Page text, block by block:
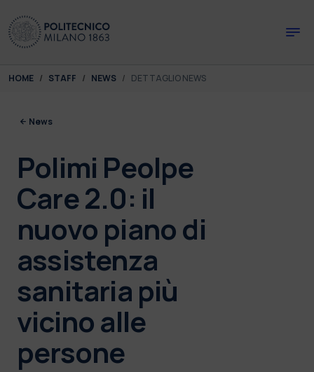
You are here:
HOME STAFF NEWS DETTAGLIO NEWS
News
Polimi Peolpe
Care 2.0: il
nuovo piano di
assistenza
sanitaria più
vicino alle
persone